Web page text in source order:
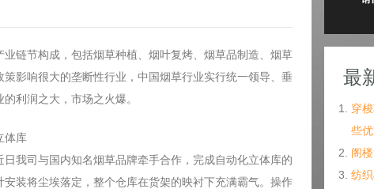
业链节构成，包括烟草种植、烟叶复烤、烟草品制造、烟草
影响很大的垄断性行业，中国烟草行业实行统一领导、垂
利润之大，市场之火爆。
体库
日我司与国内知名烟草品牌牵手合作，完成自动化立体库的
装将尘埃落定，整个仓库在货架的映衬下充满霸气。操作
最
穿
些
阁
纺